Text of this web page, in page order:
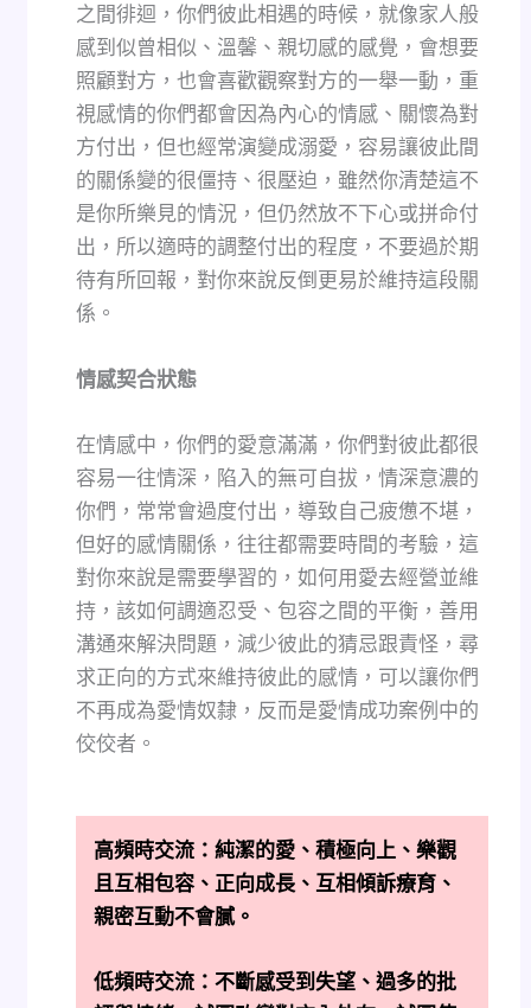
之間徘迴，你們彼此相遇的時候，就像家人般
感到似曾相似、溫馨、親切感的感覺，會想要
照顧對方，也會喜歡觀察對方的一舉一動，重
視感情的你們都會因為內心的情感、關懷為對
方付出，但也經常演變成溺愛，容易讓彼此間
的關係變的很僵持、很壓迫，雖然你清楚這不
是你所樂見的情況，但仍然放不下心或拼命付
出，所以適時的調整付出的程度，不要過於期
待有所回報，對你來說反倒更易於維持這段關
係。
情感契合狀態
在情感中，你們的愛意滿滿，你們對彼此都很
容易一往情深，陷入的無可自拔，情深意濃的
你們，常常會過度付出，導致自己疲憊不堪，
但好的感情關係，往往都需要時間的考驗，這
對你來說是需要學習的，如何用愛去經營並維
持，該如何調適忍受、包容之間的平衡，善用
溝通來解決問題，減少彼此的猜忌跟責怪，尋
求正向的方式來維持彼此的感情，可以讓你們
不再成為愛情奴隸，反而是愛情成功案例中的
佼佼者。
高頻時交流： 純潔的愛、積極向上、樂觀
且互相包容、正向成長、互相傾訴療育、
親密互動不會膩。
低頻時交流： 不斷感受到失望、過多的批